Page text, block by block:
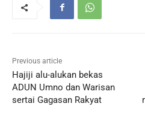
Previous article
Hajiji alu-alukan bekas
ADUN Umno dan Warisan
sertai Gagasan Rakyat